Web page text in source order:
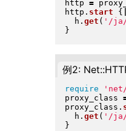
http =
http . start {
  h
. get ( '/
}
例2:
require
proxy_class
proxy_class .
  h
. get ( '/
}